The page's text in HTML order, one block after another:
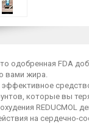
одобренная FDA
вами жира.
эффективное
которые вы
REDUCMOL
на сердечно-